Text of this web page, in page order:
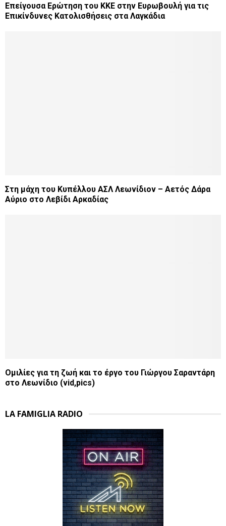
Επείγουσα Ερώτηση του ΚΚΕ στην Ευρωβουλή για τις
Επικίνδυνες Κατολισθήσεις στα Λαγκάδια
Στη μάχη του Κυπέλλου ΑΣΛ Λεωνίδιον – Αετός Δάρα
Αύριο στο Λεβίδι Αρκαδίας
Ομιλίες για τη ζωή και το έργο του Γιώργου Σαραντάρη
στο Λεωνίδιο (vid,pics)
LA FAMIGLIA RADIO